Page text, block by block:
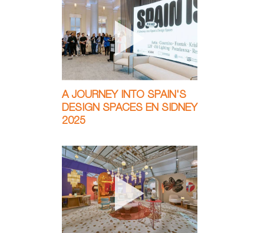
A JOURNEY INTO SPAIN'S
DESIGN SPACES EN SIDNEY
2025